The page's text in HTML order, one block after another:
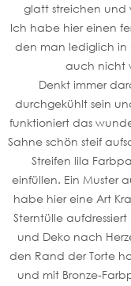
glatt streichen und
Ich habe hier einen
den man lediglich in
auch nicht
Denkt immer
durchgekühlt sein
funktioniert das
Sahne schön steif
Streifen lila
einfüllen. Ein Muster
habe hier eine Art
Sterntülle
und Deko nach
den Rand der Torte
und mit Bronze-